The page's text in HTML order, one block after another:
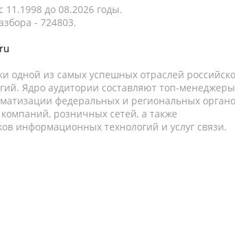
до 08.2026 годы.
- 724803.
одной из самых успешных отраслей
Ядро аудитории составляют топ-
федеральных и региональных
розничных сетей, а также
информационных технологий и услуг связи.